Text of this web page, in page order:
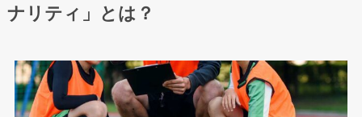
ナリティ」とは？